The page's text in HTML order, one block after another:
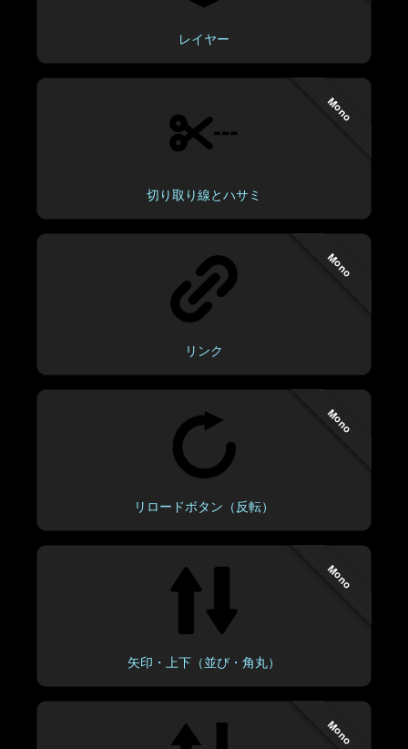
レイヤー
Mono
切り取り線とハサミ
Mono
リンク
Mono
リロードボタン（反転）
Mono
矢印・上下（並び・角丸）
Mono